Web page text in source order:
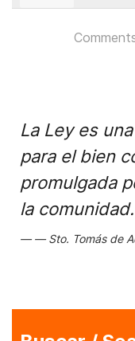
La Ley es
para el bien
promulgada
la comunidad.
Sto. Tomás de